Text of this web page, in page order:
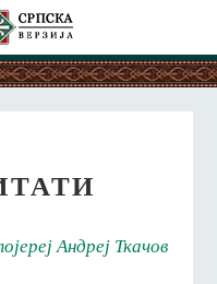
Андреј Ткачов